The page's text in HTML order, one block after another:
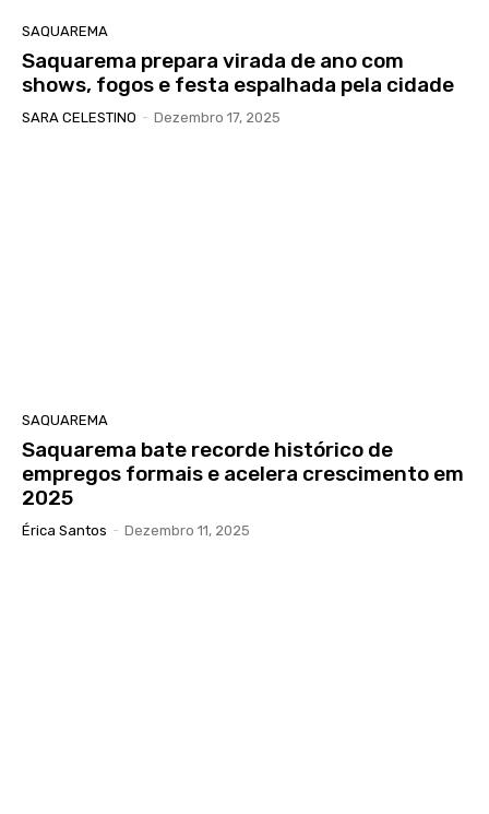
SAQUAREMA
Saquarema prepara virada de ano com
shows, fogos e festa espalhada pela cidade
SARA CELESTINO - Dezembro 17, 2025
SAQUAREMA
Saquarema bate recorde histórico de
empregos formais e acelera crescimento em
2025
Érica Santos - Dezembro 11, 2025